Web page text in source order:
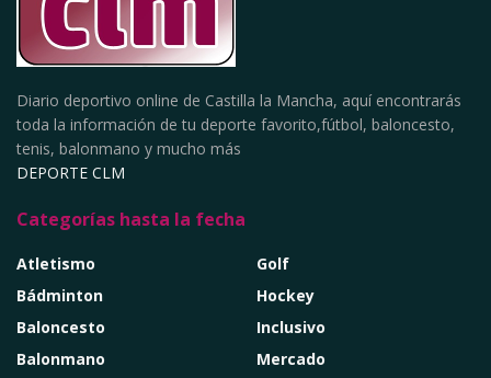
Diario deportivo online de Castilla la Mancha, aquí encontrarás
toda la información de tu deporte favorito,fútbol, baloncesto,
tenis, balonmano y mucho más
DEPORTE CLM
Categorías hasta la fecha
Atletismo
Bádminton
Baloncesto
Balonmano
Golf
Hockey
Inclusivo
Mercado